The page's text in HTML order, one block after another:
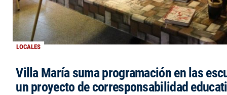
LOCALES
Villa María suma programación en las
un proyecto de corresponsabilidad